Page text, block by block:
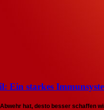
Ein starkes
hat, desto besser schaffen